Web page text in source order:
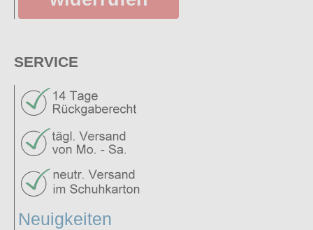
SERVICE
Neuigkeiten